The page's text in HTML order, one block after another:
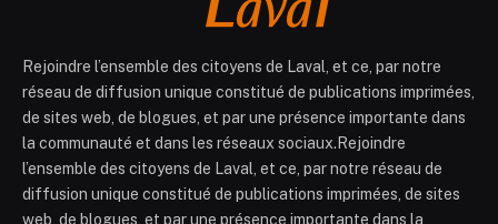
Rejoindre l’ensemble des citoyens de Laval, et ce, par notre
réseau de diffusion unique constitué de publications imprimées,
de sites web, de blogues, et par une présence importante dans
la communauté et dans les réseaux sociaux.Rejoindre
l’ensemble des citoyens de Laval, et ce, par notre réseau de
diffusion unique constitué de publications imprimées, de sites
web, de blogues, et par une présence importante dans la